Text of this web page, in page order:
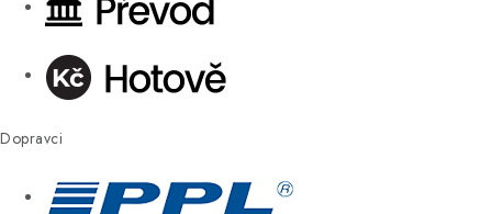
Dopravci